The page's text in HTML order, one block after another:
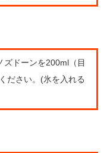
ドーンを200ml（目
ださい。(氷を入れる